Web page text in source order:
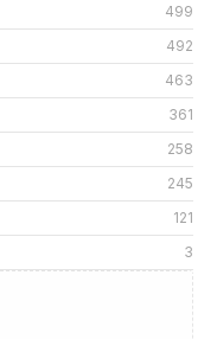
499
492
463
361
258
245
121
3